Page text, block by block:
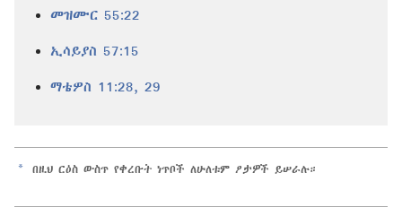
መዝሙር 55:22
ኢሳይያስ 57:15
ማቴዎስ 11:28, 29
a በዚህ ርዕስ ውስጥ የቀረቡት ነጥቦች ለሁለቱም ፆታዎች ይሠራሉ።